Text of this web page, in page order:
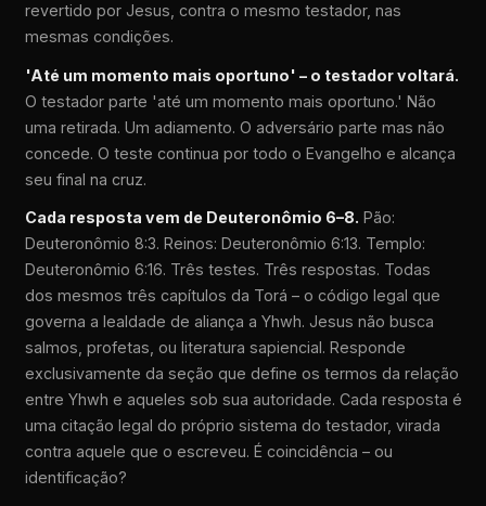
revertido por Jesus, contra o mesmo testador, nas
mesmas condições.
'Até um momento mais oportuno' – o testador voltará.
O testador parte 'até um momento mais oportuno.' Não
uma retirada. Um adiamento. O adversário parte mas não
concede. O teste continua por todo o Evangelho e alcança
seu final na cruz.
Cada resposta vem de Deuteronômio 6–8. Pão:
Deuteronômio 8:3. Reinos: Deuteronômio 6:13. Templo:
Deuteronômio 6:16. Três testes. Três respostas. Todas
dos mesmos três capítulos da Torá – o código legal que
governa a lealdade de aliança a Yhwh. Jesus não busca
salmos, profetas, ou literatura sapiencial. Responde
exclusivamente da seção que define os termos da relação
entre Yhwh e aqueles sob sua autoridade. Cada resposta é
uma citação legal do próprio sistema do testador, virada
contra aquele que o escreveu. É coincidência – ou
identificação?